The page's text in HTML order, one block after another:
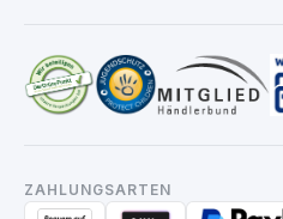
ZAHLUNGSARTEN